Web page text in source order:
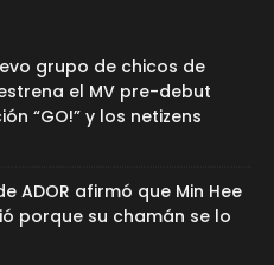
grupo de chicos de
el MV pre-debut
“GO!” y los netizens
ADOR afirmó que Min Hee
porque su chamán se lo